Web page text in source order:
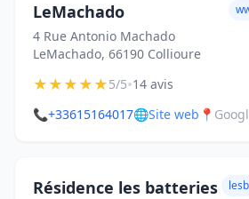
LeMachado
4 Rue Antonio Machado
LeMachado, 66190 Collioure
★★★★★5/5•14 avis
📞+33615164017🌐Site web 📍
Résidence les batteries